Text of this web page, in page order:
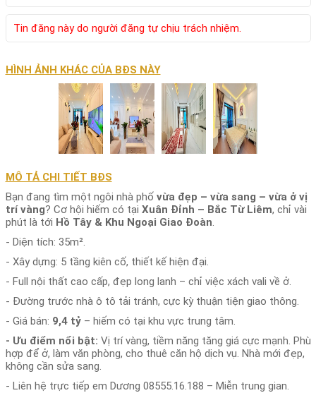
Tin đăng này do người đăng tự chịu trách nhiệm.
HÌNH ẢNH KHÁC CỦA BĐS NÀY
MÔ TẢ CHI TIẾT BĐS
Bạn đang tìm một ngôi nhà phố vừa đẹp – vừa sang – vừa ở vị
trí vàng? Cơ hội hiếm có tại Xuân Đỉnh – Bắc Từ Liêm, chỉ vài
phút là tới Hồ Tây & Khu Ngoại Giao Đoàn.
- Diện tích: 35m².
- Xây dựng: 5 tầng kiên cố, thiết kế hiện đại.
- Full nội thất cao cấp, đẹp long lanh – chỉ việc xách vali về ở.
- Đường trước nhà ô tô tải tránh, cực kỳ thuận tiện giao thông.
- Giá bán: 9,4 tỷ– hiếm có tại khu vực trung tâm.
- Ưu điểm nổi bật: Vị trí vàng, tiềm năng tăng giá cực mạnh. Phù
hợp để ở, làm văn phòng, cho thuê căn hộ dịch vụ. Nhà mới đẹp,
không cần sửa sang.
- Liên hệ trực tiếp em Dương 08555.16.188 – Miễn trung gian.